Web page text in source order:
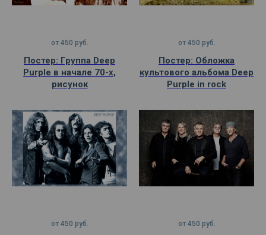
от 450 руб.
Постер: Группа Deep
Purple в начале 70-х,
рисунок
от 450 руб.
Постер: Обложка
культового альбома Deep
Purple in rock
от 450 руб. от 450 руб.